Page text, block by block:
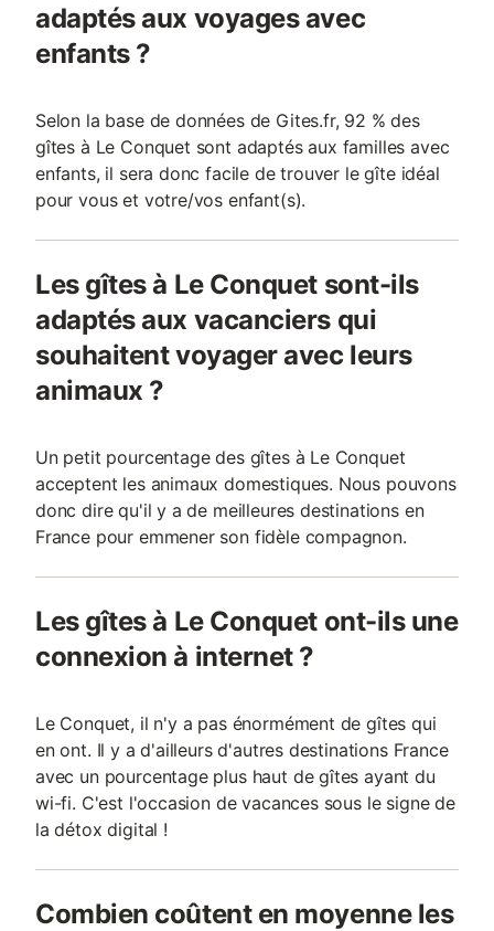
adaptés aux voyages avec
enfants ?
Selon la base de données de Gites.fr, 92 % des
gîtes à Le Conquet sont adaptés aux familles avec
enfants, il sera donc facile de trouver le gîte idéal
pour vous et votre/vos enfant(s).
Les gîtes à Le Conquet sont-ils
adaptés aux vacanciers qui
souhaitent voyager avec leurs
animaux ?
Un petit pourcentage des gîtes à Le Conquet
acceptent les animaux domestiques. Nous pouvons
donc dire qu'il y a de meilleures destinations en
France pour emmener son fidèle compagnon.
Les gîtes à Le Conquet ont-ils une
connexion à internet ?
Le Conquet, il n'y a pas énormément de gîtes qui
en ont. Il y a d'ailleurs d'autres destinations France
avec un pourcentage plus haut de gîtes ayant du
wi-fi. C'est l'occasion de vacances sous le signe de
la détox digital !
Combien coûtent en moyenne les